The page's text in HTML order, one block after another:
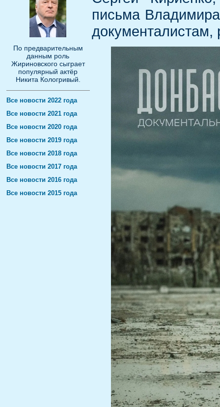
По предварительным
данным роль
Жириновского сыграет
популярный актёр
Никита Кологривый.
Все новости 2022 года
Все новости 2021 года
Все новости 2020 года
Все новости 2019 года
Все новости 2018 года
Все новости 2017 года
Все новости 2016 года
Все новости 2015 года
письма